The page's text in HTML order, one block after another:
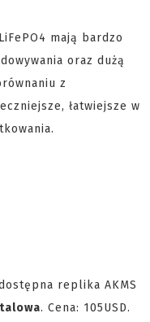
mają bardzo
oraz dużą
z
łatwiejsze w
replika AKMS
. Cena: 105USD.